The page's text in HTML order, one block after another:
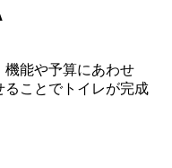
機能や予算にあわせ
ことでトイレが完成